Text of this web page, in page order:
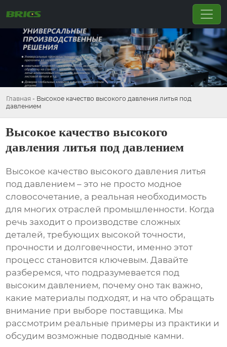
Главная - Высокое качество высокого давления литья под
давлением
Высокое качество высокого
давления литья под давлением
Высокое качество высокого давления литья
под давлением – это не просто модное
словосочетание, а реальная необходимость
для многих отраслей промышленности. Когда
речь заходит о производстве сложных
деталей, требующих высокой точности,
прочности и долговечности, именно этот
процесс становится ключевым. Давайте
разберемся, что подразумевается под
высоким давлением, почему оно так важно,
какие материалы подходят, и на что обращать
внимание при выборе поставщика. Мы
рассмотрим реальные примеры из практики и
обсудим возможные подводные камни.